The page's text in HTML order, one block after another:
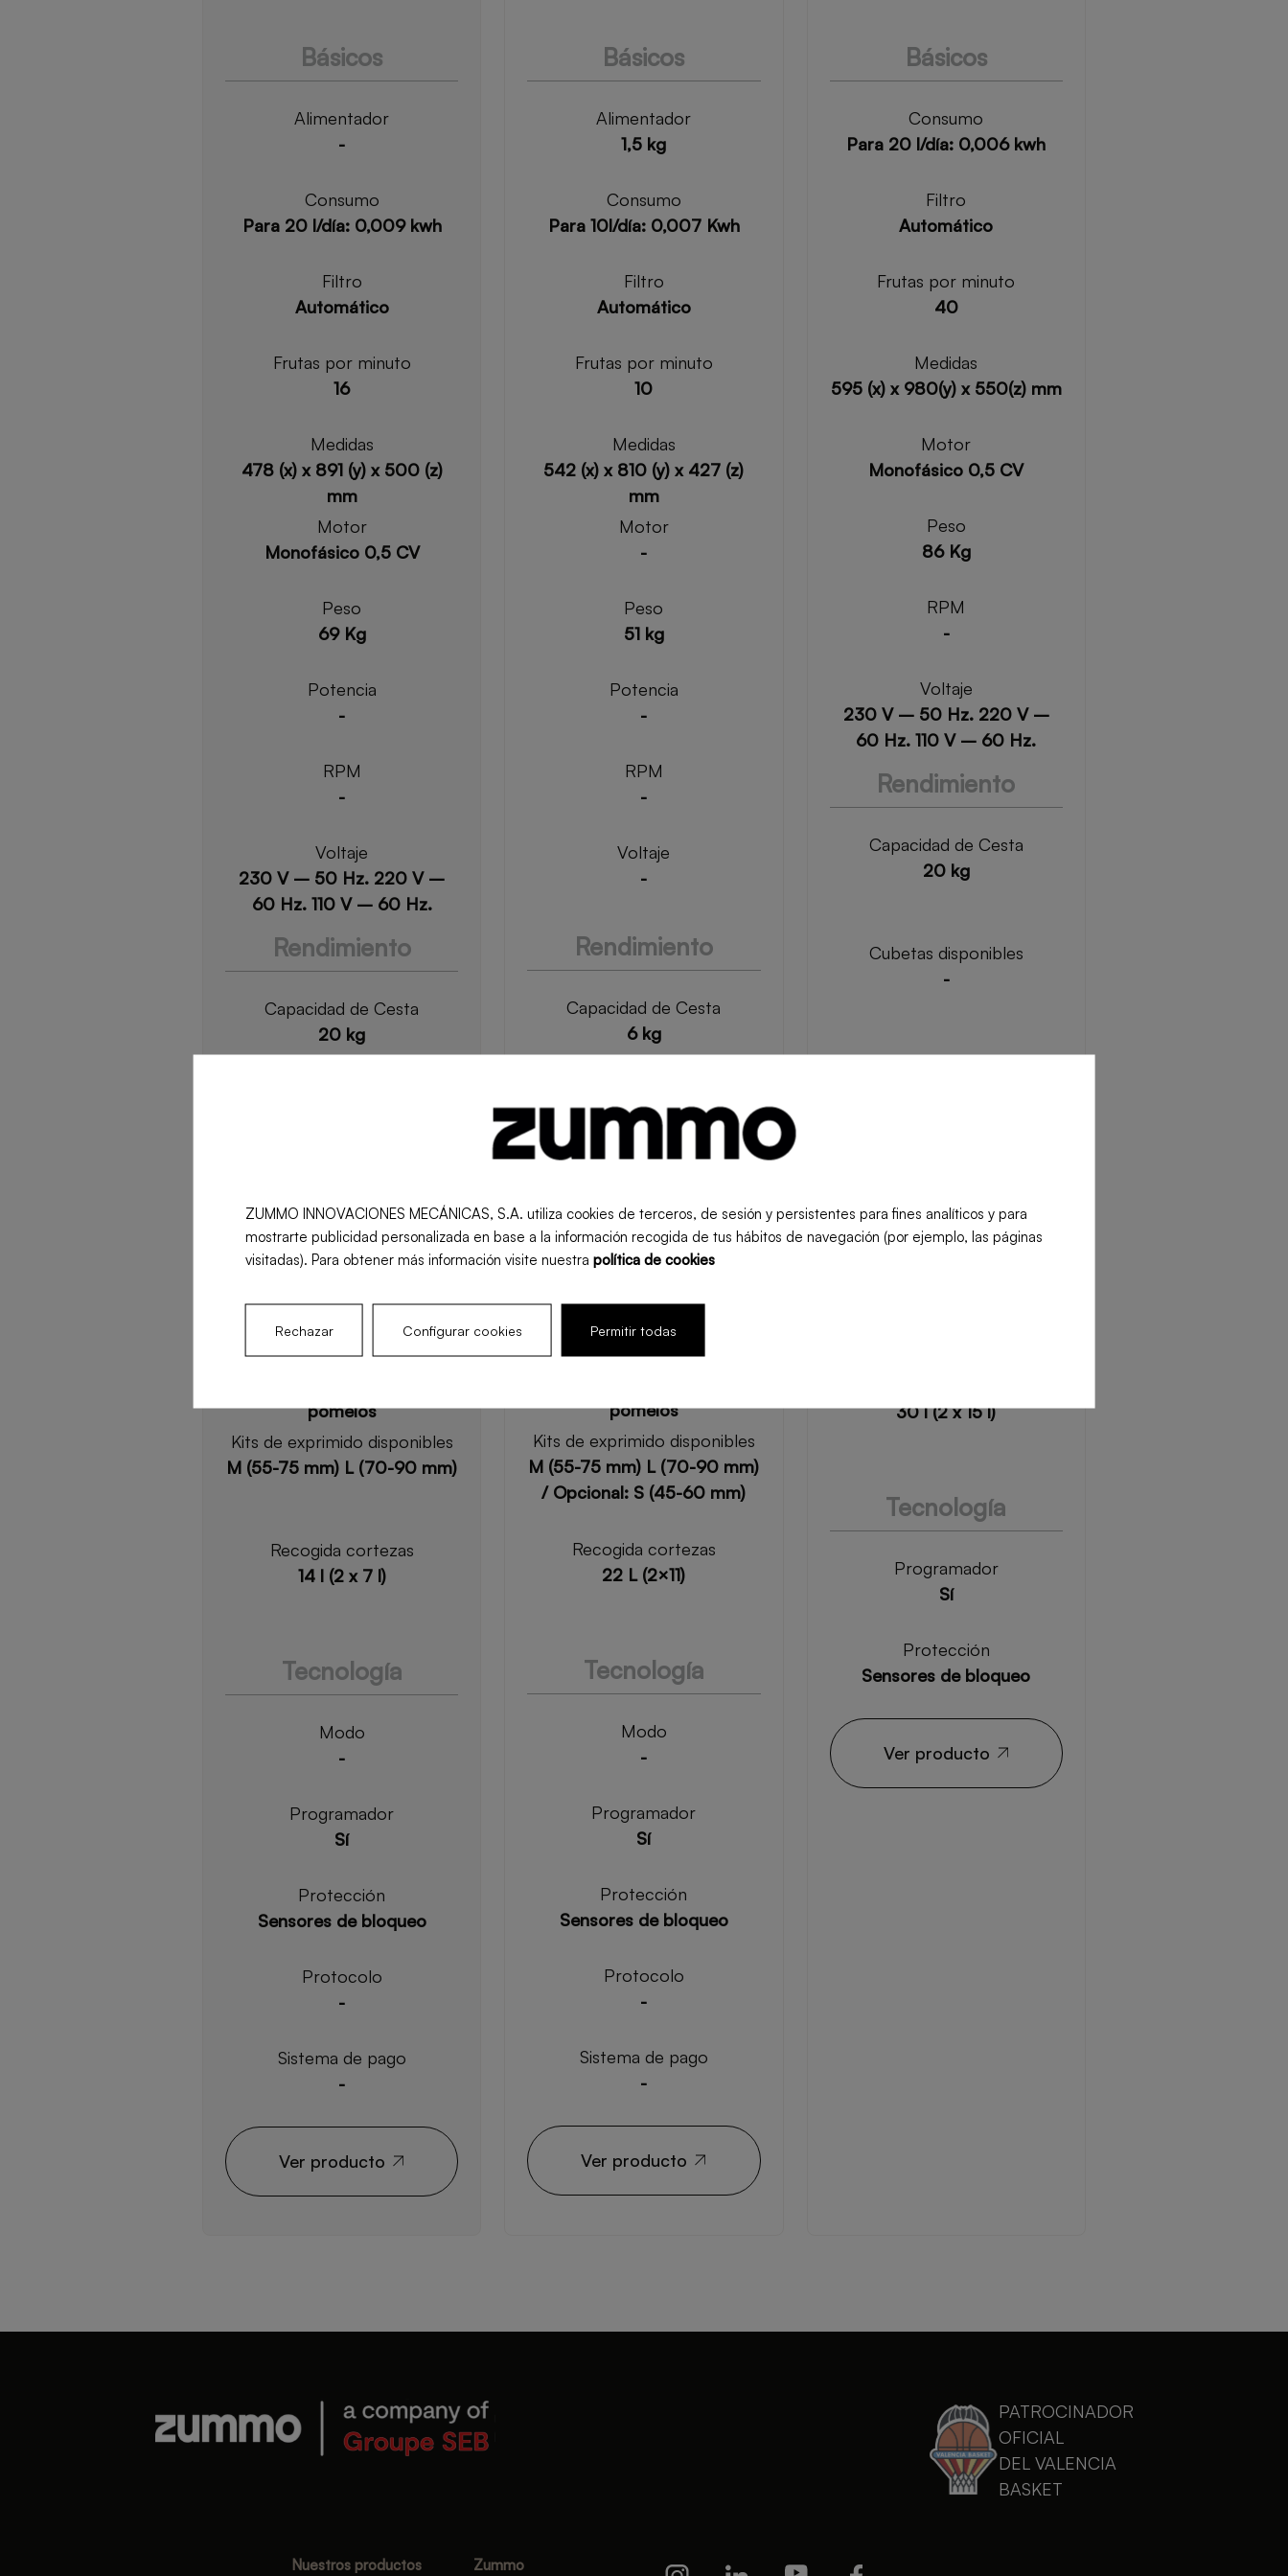
Básicos
Alimentador
-
Consumo
Para 20 l/día: 0,009 kwh
Filtro
Automático
Frutas por minuto
16
Medidas
478 (x) x 891 (y) x 500 (z)
mm
Motor
Monofásico 0,5 CV
Peso
69 Kg
Potencia
-
RPM
-
Voltaje
230 V – 50 Hz. 220 V –
60 Hz. 110 V – 60 Hz.
Rendimiento
Capacidad de Cesta
20 kg
Diámetro de la fruta
53-76 mm. Opt: 64-88 mm /
64-88 mm / 77-100 mm
Frutas recomendadas
Naranjas, limones, limas y
pomelos
Kits de exprimido disponibles
M (55-75 mm) L (70-90 mm)
Recogida cortezas
14 l (2 x 7 l)
Tecnología
Modo
-
Programador
Sí
Protección
Sensores de bloqueo
Protocolo
-
Sistema de pago
-
Ver producto
Básicos
Alimentador
1,5 kg
Consumo
Para 10l/día: 0,007 Kwh
Filtro
Automático
Frutas por minuto
10
Medidas
542 (x) x 810 (y) x 427 (z)
mm
Motor
-
Peso
51 kg
Potencia
-
RPM
-
Voltaje
-
Rendimiento
Capacidad de Cesta
6 kg
Cubetas disponibles
Grafito, Marrón, Naranja,
Diámetro de la fruta
55-75 mm / 70-90 mm. Opt:
Frutas recomendadas
Naranjas, limones, limas y
pomelos
Kits de exprimido disponibles
M (55-75 mm) L (70-90 mm)
/ Opcional: S (45-60 mm)
Recogida cortezas
22 L (2×11)
Tecnología
Modo
-
Programador
Sí
Protección
Sensores de bloqueo
Protocolo
-
Sistema de pago
-
Ver producto
Básicos
Consumo
Para 20 l/día: 0,006 kwh
Filtro
Automático
Frutas por minuto
40
Medidas
595 (x) x 980(y) x 550(z) mm
Motor
Monofásico 0,5 CV
Peso
86 Kg
RPM
-
Voltaje
230 V – 50 Hz. 220 V –
60 Hz. 110 V – 60 Hz.
Rendimiento
Capacidad de Cesta
20 kg
Cubetas disponibles
-
Diámetro de la fruta
mandarinas, granadas y
pomelos
30 l (2 x 15 l)
Tecnología
Programador
Sí
Protección
Sensores de bloqueo
Ver producto
PATROCINADOR
OFICIAL
DEL VALENCIA
BASKET
Nuestros productos Zummo
ZUMMO INNOVACIONES MECÁNICAS, S.A. utiliza cookies de terceros, de sesión y persistentes para fines analíticos y para
mostrarte publicidad personalizada en base a la información recogida de tus hábitos de navegación (por ejemplo, las páginas
visitadas). Para obtener más información visite nuestra política de cookies
Rechazar Configurar cookies Permitir todas